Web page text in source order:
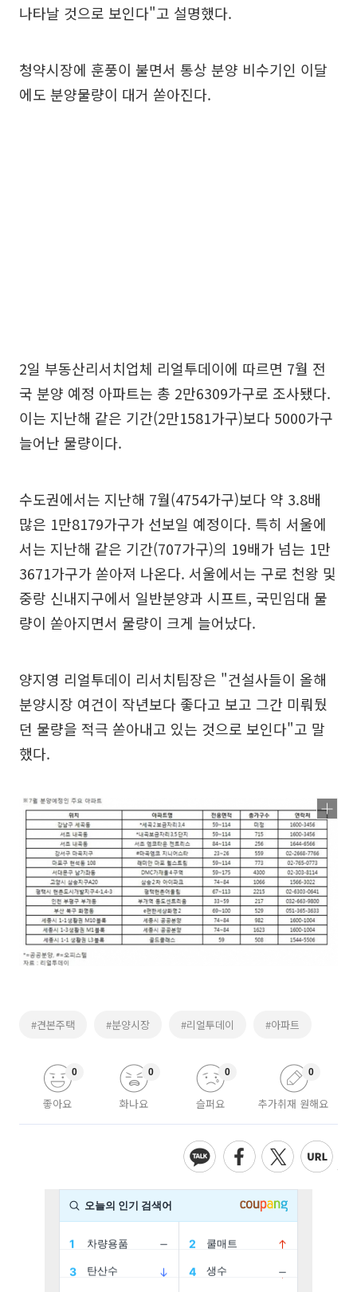
나타날 것으로 보인다"고 설명했다.
청약시장에 훈풍이 불면서 통상 분양 비수기인 이달
에도 분양물량이 대거 쏟아진다.
2일 부동산리서치업체 리얼투데이에 따르면 7월 전
국 분양 예정 아파트는 총 2만6309가구로 조사됐다.
이는 지난해 같은 기간(2만1581가구)보다 5000가구
늘어난 물량이다.
수도권에서는 지난해 7월(4754가구)보다 약 3.8배
많은 1만8179가구가 선보일 예정이다. 특히 서울에
서는 지난해 같은 기간(707가구)의 19배가 넘는 1만
3671가구가 쏟아져 나온다. 서울에서는 구로 천왕 및
중랑 신내지구에서 일반분양과 시프트, 국민임대 물
량이 쏟아지면서 물량이 크게 늘어났다.
양지영 리얼투데이 리서치팀장은 "건설사들이 올해
분양시장 여건이 작년보다 좋다고 보고 그간 미뤄뒀
던 물량을 적극 쏟아내고 있는 것으로 보인다"고 말
했다.
#견본주택 #분양시장 #리얼투데이 #아파트
좋아요
0
화나요
0
슬퍼요
0
추가취재 원해요
0